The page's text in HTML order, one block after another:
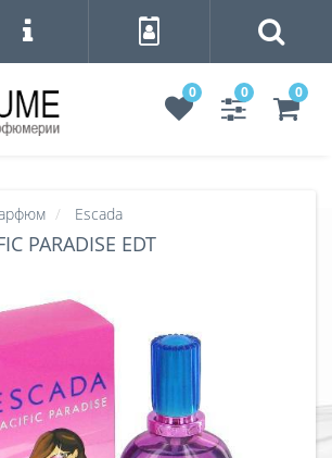
0 0 0
Escada
PARADISE EDT